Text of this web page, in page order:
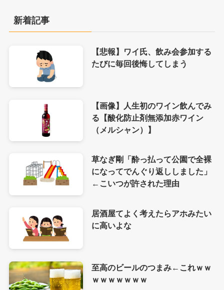
新着記事
【悲報】ワイ氏、飲み会参加する
たびに毎回後悔してしまう
【画像】人生初のワイン飲んでみ
る【酸化防止剤無添加赤ワイン
（メルシャン）】
草なぎ剛「酔っ払って公園で全裸
になってでんぐり返ししました」
←こいつが許された理由
居酒屋てよく考えたらアホみたい
に高いよな
至高のビールのつまみ←これｗｗ
ｗｗｗｗｗｗｗ